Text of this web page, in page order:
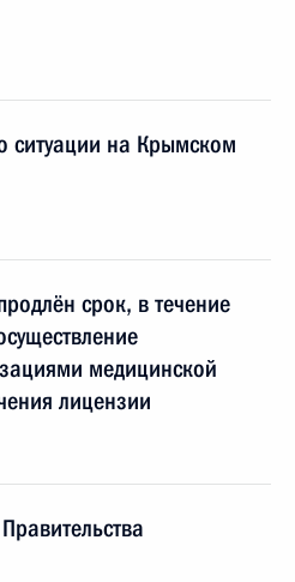
ситуации на Крымском
срок, в течение
медицинской
лицензии